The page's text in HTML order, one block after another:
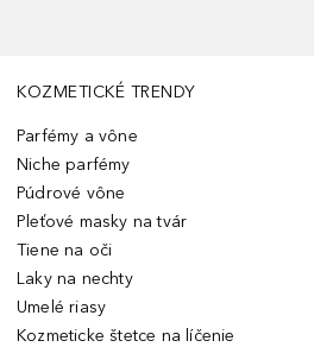
KOZMETICKÉ TRENDY
Parfémy a vône
Niche parfémy
Púdrové vône
Pleťové masky na tvár
Tiene na oči
Laky na nechty
Umelé riasy
Kozmeticke štetce na líčenie